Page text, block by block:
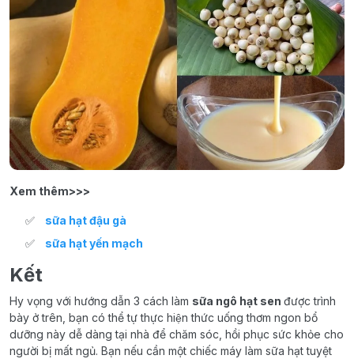
Xem thêm>>>
sữa hạt đậu gà
sữa hạt yến mạch
Kết
Hy vọng với hướng dẫn 3 cách làm sữa ngô hạt sen được trình
bày ở trên, bạn có thể tự thực hiện thức uống thơm ngon bổ
dưỡng này dễ dàng tại nhà để chăm sóc, hồi phục sức khỏe cho
người bị mất ngủ. Bạn nếu cần một chiếc máy làm sữa hạt tuyệt